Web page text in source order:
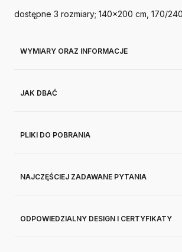
dostępne 3 rozmiary; 140x200 cm, 170/
WYMIARY ORAZ INFORMACJE
JAK DBAĆ
PLIKI DO POBRANIA
NAJCZĘŚCIEJ ZADAWANE PYTANIA
ODPOWIEDZIALNY DESIGN I CERTYFIKATY